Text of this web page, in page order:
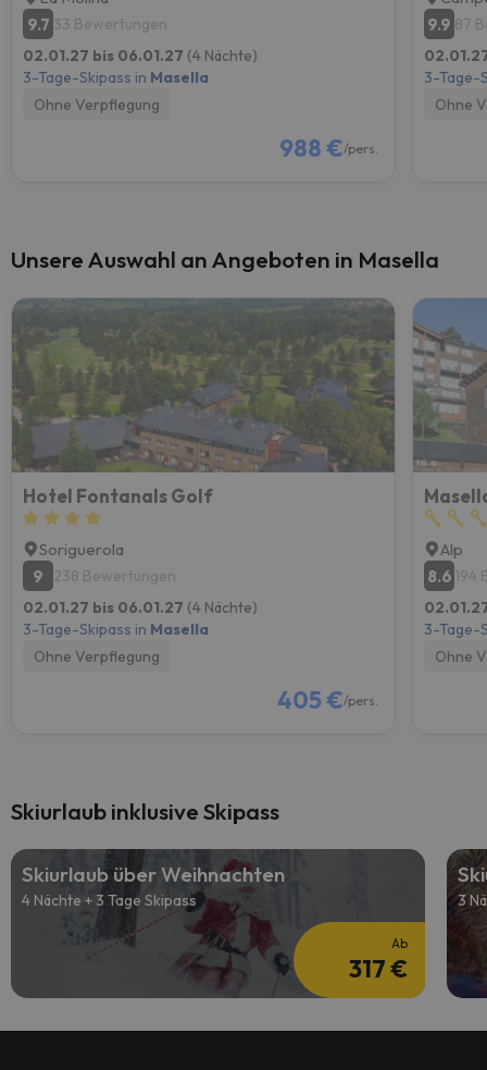
9.7 33 Bewertungen
02.01.27 bis 06.01.27 (4 Nächte)
3-Tage-Skipass in Masella
Ohne Verpflegung
988 €/pers.
9.9 87
3-Tage-
Ohne
Unsere Auswahl an Angeboten in Masella
Hotel Fontanals Golf
Soriguerola
9
238 Bewertungen
02.01.27 bis 06.01.27 (4 Nächte)
3-Tage-Skipass in Masella
Ohne Verpflegung
405 €/pers.
Alp
8.6 194
3-Tage-
Ohne
Skiurlaub inklusive Skipass
Skiurlaub über Weihnachten
4 Nächte + 3 Tage Skipass
Ab
317 €
3